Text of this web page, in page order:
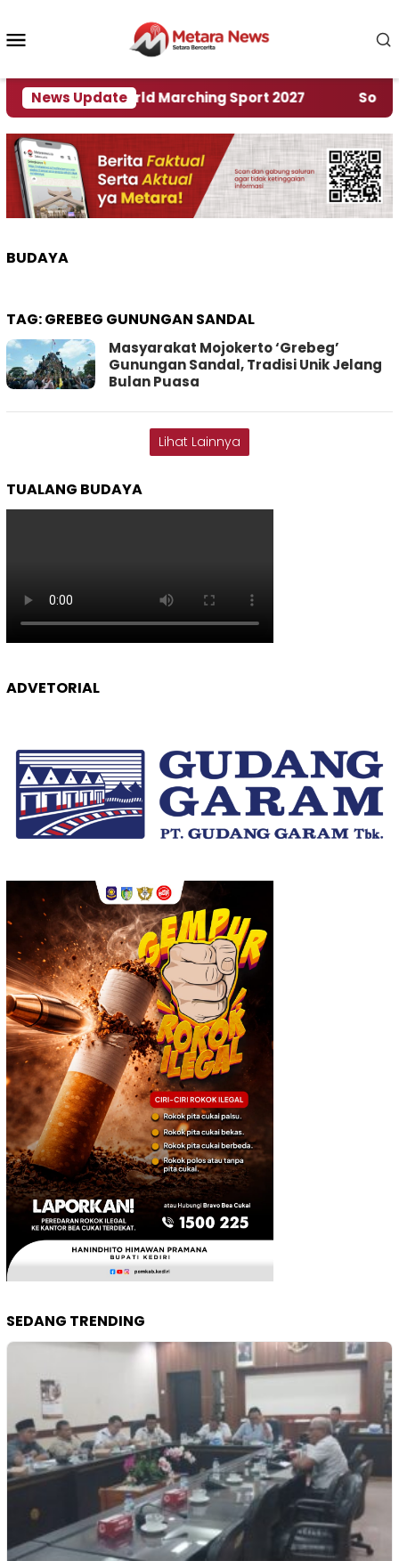
konten
News Update
Rumah World Marching Sport 2027 ‎Soal
BUDAYA
TAG:GREBEG GUNUNGAN SANDAL
Masyarakat Mojokerto ‘Grebeg’
Gunungan Sandal, Tradisi Unik Jelang
Bulan Puasa
Lihat Lainnya
TUALANG BUDAYA
ADVETORIAL
SEDANG TRENDING